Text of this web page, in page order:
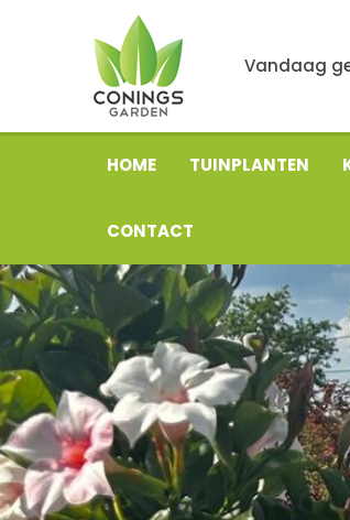
Vandaag
HOME TUINPLANTEN
CONTACT